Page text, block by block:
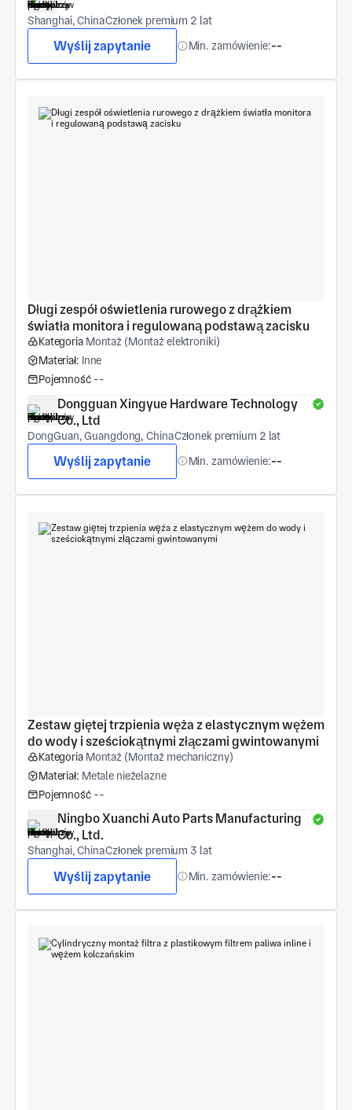
Shanghai, ChinaCzłonek premium 2 lat
Wyślij zapytanie Min. zamówienie:--
Długi zespół oświetlenia rurowego z drążkiem
światła monitora i regulowaną podstawą zacisku
Kategoria Montaż (Montaż elektroniki)
Materiał: Inne
Pojemność --
Dongguan Xingyue Hardware Technology
Co., Ltd
DongGuan, Guangdong, ChinaCzłonek premium 2 lat
Wyślij zapytanie Min. zamówienie:--
Zestaw giętej trzpienia węża z elastycznym wężem
do wody i sześciokątnymi złączami gwintowanymi
Kategoria Montaż (Montaż mechaniczny)
Materiał: Metale nieżelazne
Pojemność --
Ningbo Xuanchi Auto Parts Manufacturing
Co., Ltd.
Shanghai, ChinaCzłonek premium 3 lat
Wyślij zapytanie Min. zamówienie:--